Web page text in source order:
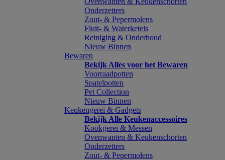
Onderzetters
Zout- & Pepermolens
Fluit- & Waterketels
Reiniging & Onderhoud
Nieuw Binnen
Bewaren
Bekijk Alles voor het Bewaren
Voorraadpotten
Spatelpotten
Pet Collection
Nieuw Binnen
Keukengerei & Gadgets
Bekijk Alle Keukenaccessoires
Kookgerei & Messen
Ovenwanten & Keukenschorten
Onderzetters
Zout- & Pepermolens